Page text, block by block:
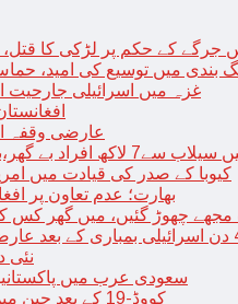
جرگے کے حکم پر لڑکی کا
بندی میں توسیع کی امید،
غزہ میں اسرائیلی
عارضی وقفہ
پیمانے پر زرعی زمین تباہ، پل بھی بہہ گئے
کیوبا کے صدر کی قیادت میں
بھارت؛ عدم تعاون پر
چھوڑ گئیں، میں گھر کس
نئی
سعودی عرب میں
کووڈ-19 کے بعد چین میں ایک اور پُراسرار قسم کی بیماری پھیلنے لگی